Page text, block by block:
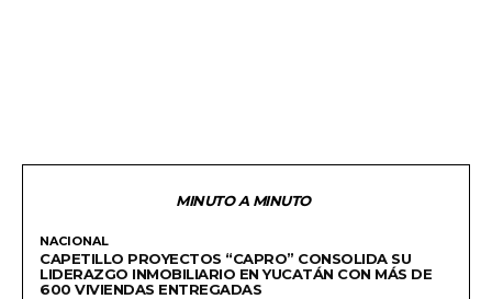
MINUTO A MINUTO
NACIONAL
CAPETILLO PROYECTOS “CAPRO” CONSOLIDA SU
LIDERAZGO INMOBILIARIO EN YUCATÁN CON MÁS DE
600 VIVIENDAS ENTREGADAS